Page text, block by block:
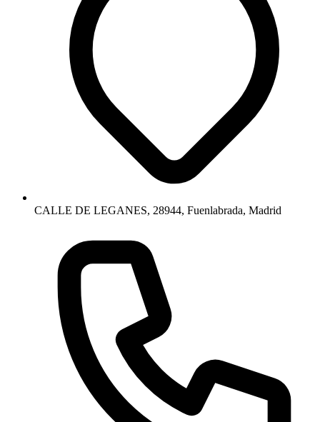
CALLE DE LEGANES, 28944, Fuenlabrada, Madrid